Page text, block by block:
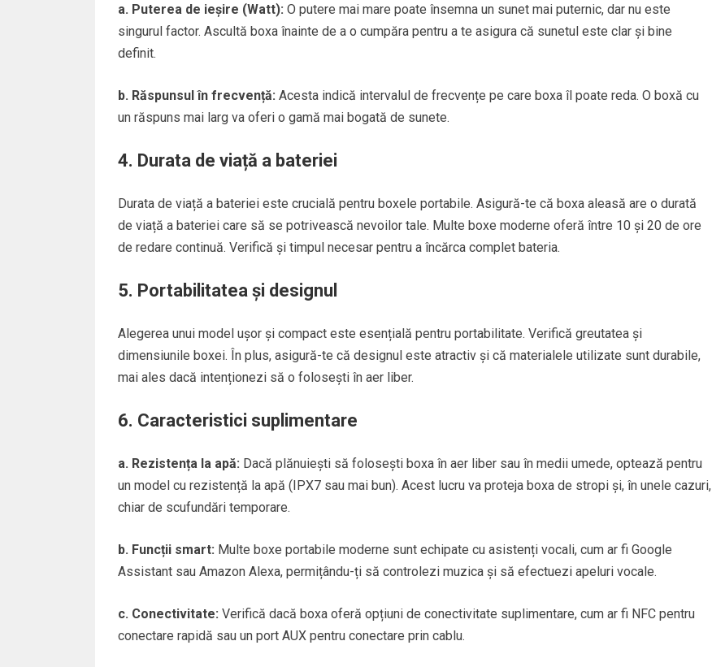
a. Puterea de ieșire (Watt): O putere mai mare poate însemna un sunet mai puternic, dar nu este
singurul factor. Ascultă boxa înainte de a o cumpăra pentru a te asigura că sunetul este clar și bine
definit.
b. Răspunsul în frecvență: Acesta indică intervalul de frecvențe pe care boxa îl poate reda. O boxă cu
un răspuns mai larg va oferi o gamă mai bogată de sunete.
4. Durata de viață a bateriei
Durata de viață a bateriei este crucială pentru boxele portabile. Asigură-te că boxa aleasă are o durată
de viață a bateriei care să se potrivească nevoilor tale. Multe boxe moderne oferă între 10 și 20 de ore
de redare continuă. Verifică și timpul necesar pentru a încărca complet bateria.
5. Portabilitatea și designul
Alegerea unui model ușor și compact este esențială pentru portabilitate. Verifică greutatea și
dimensiunile boxei. În plus, asigură-te că designul este atractiv și că materialele utilizate sunt durabile,
mai ales dacă intenționezi să o folosești în aer liber.
6. Caracteristici suplimentare
a. Rezistența la apă: Dacă plănuiești să folosești boxa în aer liber sau în medii umede, optează pentru
un model cu rezistență la apă (IPX7 sau mai bun). Acest lucru va proteja boxa de stropi și, în unele cazuri,
chiar de scufundări temporare.
b. Funcții smart: Multe boxe portabile moderne sunt echipate cu asistenți vocali, cum ar fi Google
Assistant sau Amazon Alexa, permițându-ți să controlezi muzica și să efectuezi apeluri vocale.
c. Conectivitate: Verifică dacă boxa oferă opțiuni de conectivitate suplimentare, cum ar fi NFC pentru
conectare rapidă sau un port AUX pentru conectare prin cablu.